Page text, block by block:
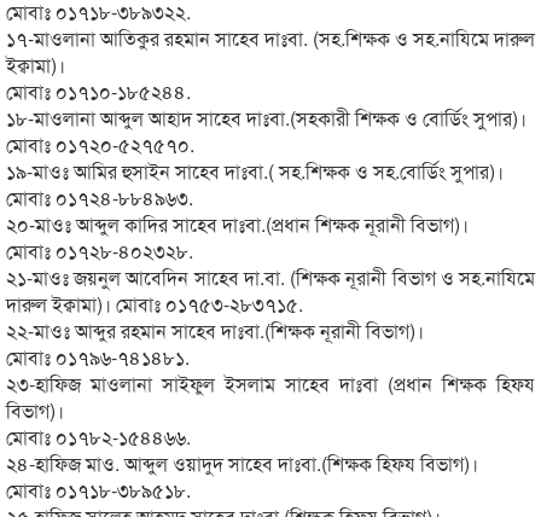
মোবাঃ ০১৭১৮-৩৮৯৩২২.
১৭-মাওলানা আতিকুর রহমান সাহেব দাঃবা. (সহ.শিক্ষক ও সহ.নাযিমে দারুল
ইক্বামা)।
মোবাঃ ০১৭১০-১৮৫২৪৪.
১৮-মাওলানা আব্দুল আহাদ সাহেব দাঃবা.(সহকারী শিক্ষক ও বোর্ডিং সুপার)।
মোবাঃ ০১৭২০-৫২৭৫৭০.
১৯-মাওঃ আমির হুসাইন সাহেব দাঃবা.( সহ.শিক্ষক ও সহ.বোর্ডিং সুপার)।
মোবাঃ ০১৭২৪-৮৮৪৯৬৩.
২০-মাওঃ আব্দুল কাদির সাহেব দাঃবা.(প্রধান শিক্ষক নূরানী বিভাগ)।
মোবাঃ ০১৭২৮-৪০২৩২৮.
২১-মাওঃ জয়নুল আবেদিন সাহেব দা.বা. (শিক্ষক নূরানী বিভাগ ও সহ.নাযিমে
দারুল ইক্বামা)। মোবাঃ ০১৭৫৩-২৮৩৭১৫.
২২-মাওঃ আব্দুর রহমান সাহেব দাঃবা.(শিক্ষক নূরানী বিভাগ)।
মোবাঃ ০১৭৯৬-৭৪১৪৮১.
২৩-হাফিজ মাওলানা সাইফুল ইসলাম সাহেব দাঃবা (প্রধান শিক্ষক হিফয
বিভাগ)।
মোবাঃ ০১৭৮২-১৫৪৪৬৬.
২৪-হাফিজ মাও. আব্দুল ওয়াদুদ সাহেব দাঃবা.(শিক্ষক হিফয বিভাগ)।
মোবাঃ ০১৭১৮-৩৮৯৫১৮.